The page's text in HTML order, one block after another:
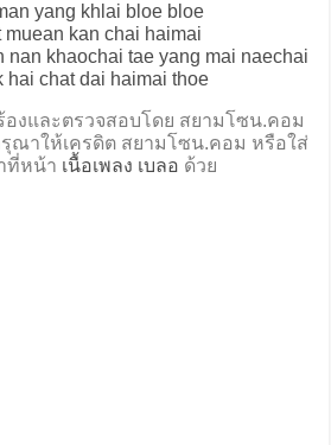
yang khlai bloe bloe
muean kan chai haimai
nan khaochai tae yang mai naechai
hai chat dai haimai thoe
องและตรวจสอบโดย สยามโซน.คอม
ณาให้เครดิต สยามโซน.คอม หรือใส่
ที่หน้า เนื้อเพลง เบลอ ด้วย